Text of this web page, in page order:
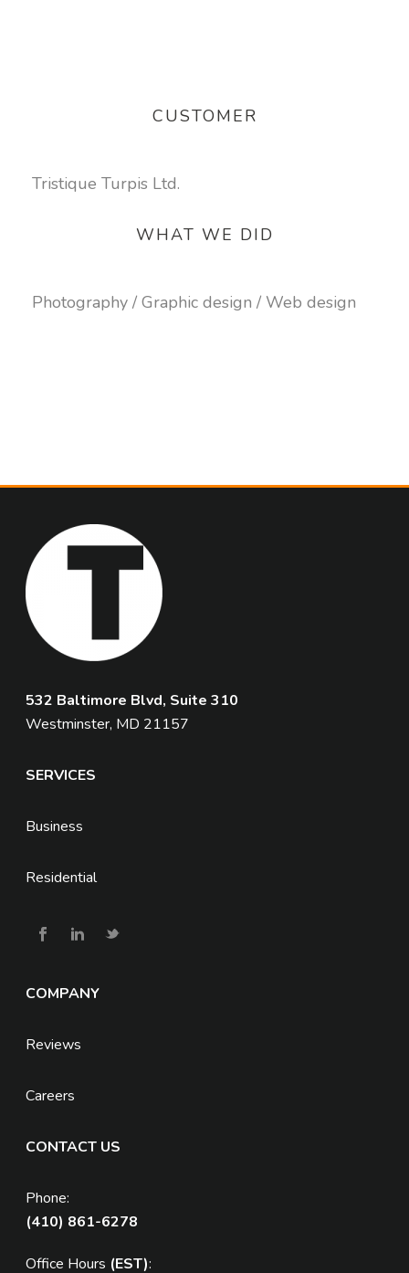
CUSTOMER
Tristique Turpis Ltd.
WHAT WE DID
Photography / Graphic design / Web design
532 Baltimore Blvd, Suite 310
Westminster, MD 21157
SERVICES
Business
Residential
COMPANY
Reviews
Careers
CONTACT US
Phone:
(410) 861-6278
Office Hours (EST):